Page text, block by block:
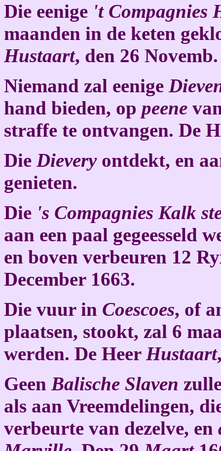
Die eenige 't Compagnies
maanden in de keten
Hustaart, den 26
Niemand zal eenige
hand bieden, op peene
straffe te ontvangen. De
Die Dieveryontdekt, en
genieten.
Die 's Compagnies Kalk
aan een paal gegeesseld
en boven verbeuren 12
December 1663.
Die vuur in Coescoes, of
plaatsen, stookt, zal 6
werden. De Heer Hustaart
Geen Balische Slaven
als aan Vreemdelingen,
verbeurte van dezelve, en